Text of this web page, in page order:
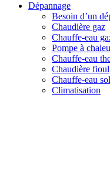
Dépannage
Besoin d’un
Chaudière gaz
Chauffe-eau
Pompe à
Chauffe-eau
Chaudière fioul
Chauffe-eau
Climatisation